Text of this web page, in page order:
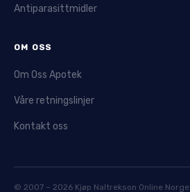
Antiparasittmidler
OM OSS
Om Oss Apotek
Våre retningslinjer
Kontakt oss
© 2007 – 2026 Kjøp Naltrekson Online Norge